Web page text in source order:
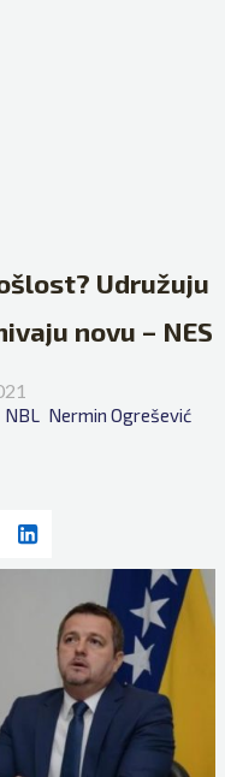
Udružuju
novu – NES
NBL Nermin Ogrešević